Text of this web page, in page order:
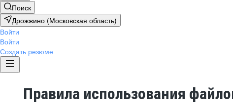
Поиск
Дрожжино (Московская область)
Войти
Войти
Создать резюме
Правила использования